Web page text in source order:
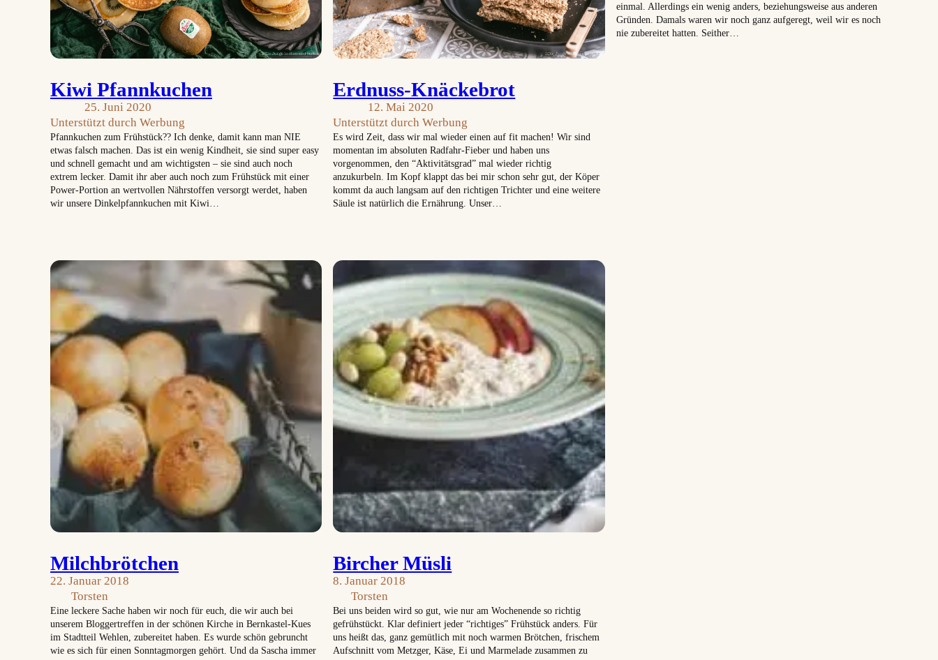
Kiwi Pfannkuchen
25. Juni 2020
Unterstützt durch Werbung
Pfannkuchen zum Frühstück?? Ich denke, damit kann man NIE
etwas falsch machen. Das ist ein wenig Kindheit, sie sind super easy
und schnell gemacht und am wichtigsten – sie sind auch noch
extrem lecker. Damit ihr aber auch noch zum Frühstück mit einer
Power-Portion an wertvollen Nährstoffen versorgt werdet, haben
wir unsere Dinkelpfannkuchen mit Kiwi…
Erdnuss-Knäckebrot
12. Mai 2020
Unterstützt durch Werbung
Es wird Zeit, dass wir mal wieder einen auf fit machen! Wir sind
momentan im absoluten Radfahr-Fieber und haben uns
vorgenommen, den “Aktivitätsgrad” mal wieder richtig
anzukurbeln. Im Kopf klappt das bei mir schon sehr gut, der Köper
kommt da auch langsam auf den richtigen Trichter und eine weitere
Säule ist natürlich die Ernährung. Unser…
einmal. Allerdings ein wenig anders, beziehungsweise aus anderen
Gründen. Damals waren wir noch ganz aufgeregt, weil wir es noch
nie zubereitet hatten. Seither…
Milchbrötchen
22. Januar 2018
Torsten
Eine leckere Sache haben wir noch für euch, die wir auch bei
unserem Bloggertreffen in der schönen Kirche in Bernkastel-Kues
im Stadtteil Wehlen, zubereitet haben. Es wurde schön gebruncht
wie es sich für einen Sonntagmorgen gehört. Und da Sascha immer
Bircher Müsli
8. Januar 2018
Torsten
Bei uns beiden wird so gut, wie nur am Wochenende so richtig
gefrühstückt. Klar definiert jeder “richtiges” Frühstück anders. Für
uns heißt das, ganz gemütlich mit noch warmen Brötchen, frischem
Aufschnitt vom Metzger, Käse, Ei und Marmelade zusammen zu